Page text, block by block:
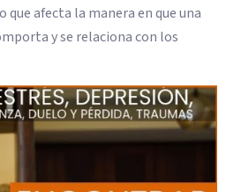
afecta la manera en que una
y se relaciona con los